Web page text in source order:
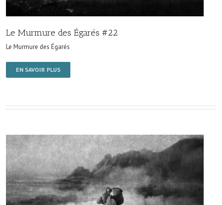
Le Murmure des Égarés #22
Le Murmure des Égarés
EN SAVOIR PLUS